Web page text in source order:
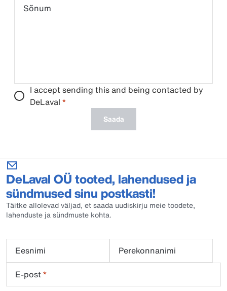
Sõnum
I accept sending this and being contacted by
DeLaval *
Saada
DeLaval OÜ tooted, lahendused ja
sündmused sinu postkasti!
Täitke allolevad väljad, et saada uudiskirju meie toodete,
lahenduste ja sündmuste kohta.
Eesnimi
Perekonnanimi
E-post*